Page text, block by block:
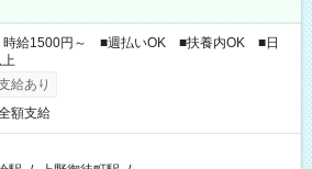
時給1500円～ ■週払いOK ■扶養内OK ■日
給あり
額支給